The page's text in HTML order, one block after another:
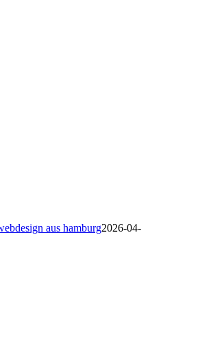
aus hamburg2026-04-